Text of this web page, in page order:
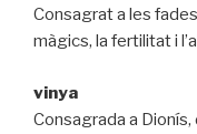
Consagrat a les
màgics, la fertilitat i
vinya
Consagrada a